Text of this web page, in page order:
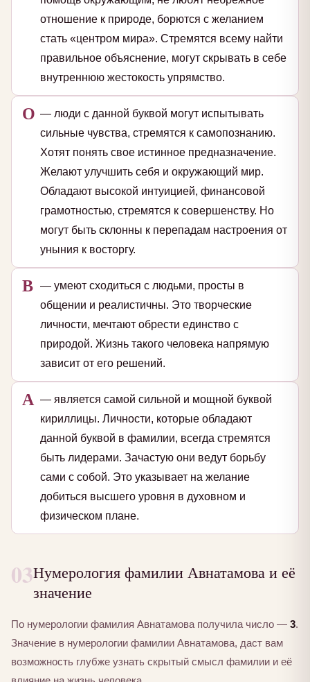
отношение к природе, борются с желанием
стать «центром мира». Стремятся всему найти
правильное объяснение, могут скрывать в себе
внутреннюю жестокость упрямство.
О — люди с данной буквой могут испытывать
сильные чувства, стремятся к самопознанию.
Хотят понять свое истинное предназначение.
Желают улучшить себя и окружающий мир.
Обладают высокой интуицией, финансовой
грамотностью, стремятся к совершенству. Но
могут быть склонны к перепадам настроения от
уныния к восторгу.
В — умеют сходиться с людьми, просты в
общении и реалистичны. Это творческие
личности, мечтают обрести единство с
природой. Жизнь такого человека напрямую
зависит от его решений.
А — является самой сильной и мощной буквой
кириллицы. Личности, которые обладают
данной буквой в фамилии, всегда стремятся
быть лидерами. Зачастую они ведут борьбу
сами с собой. Это указывает на желание
добиться высшего уровня в духовном и
физическом плане.
03Нумерология фамилии Авнатамова и её
значение
По нумерологии фамилия Авнатамова получила число — 3.
Значение в нумерологии фамилии Авнатамова, даст вам
возможность глубже узнать скрытый смысл фамилии и её